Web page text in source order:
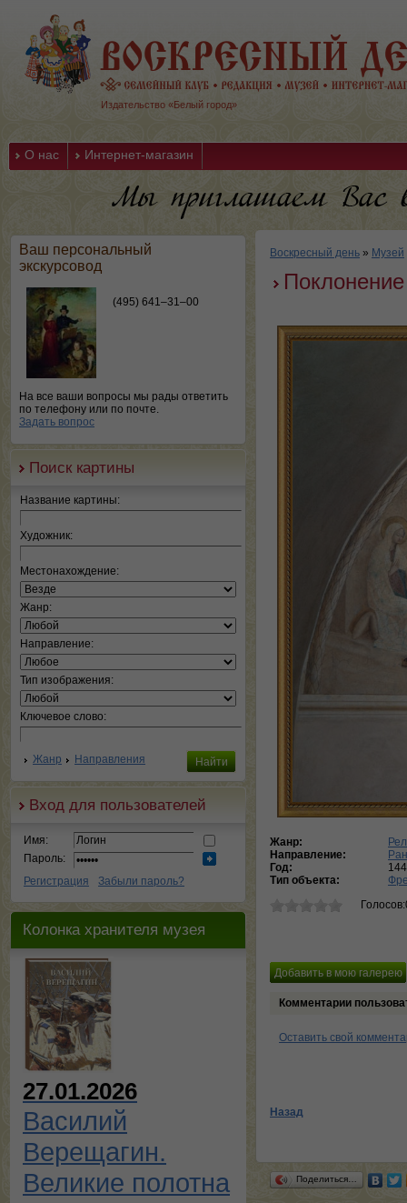
Издательство «Белый город»
О нас Интернет-магазин
Ваш персональный
экскурсовод
(495) 641–31–00
На все ваши вопросы мы рады ответить
по телефону или по почте.
Задать вопрос
Поиск картины
Название картины:
Художник:
Местонахождение:
Жанр:
Направление:
Тип изображения:
Ключевое слово:
Жанр Направления
Вход для пользователей
Имя:
Пароль:
Регистрация
Забыли пароль?
Колонка хранителя музея
27.01.2026
Василий
Верещагин.
Великие полотна
Воскресный день » Музей
Жанр:
Направление:
Год:
Тип объекта:
Комментарии
Оставить свой
Назад
Поделиться…